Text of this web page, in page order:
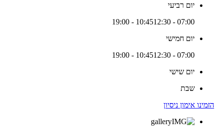
יום רביעי
07:00 - 10:45
12:30 - 19:00
יום חמישי
07:00 - 10:45
12:30 - 19:00
יום שישי
שבת
הזמינו אימון ניסיון